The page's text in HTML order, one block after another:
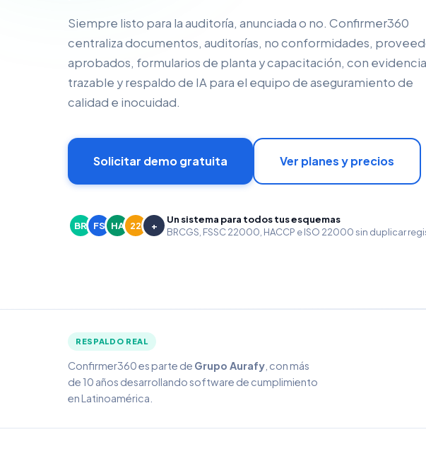
Siempre listo para la auditoría, anunciada o no. Confirmer360
centraliza documentos, auditorías, no conformidades,
aprobados, formularios de planta y capacitación, con evidencia
trazable y respaldo de IA para el equipo de aseguramiento de
calidad e inocuidad.
Solicitar demo gratuita Ver planes y precios
BR FS HA 22 +
Un sistema para todos tus esquemas
BRCGS, FSSC 22000, HACCP e ISO 22000 sin duplicar
RESPALDO REAL
Confirmer360 es parte de Grupo Aurafy , con más
de 10 años desarrollando software de cumplimiento
en Latinoamérica.